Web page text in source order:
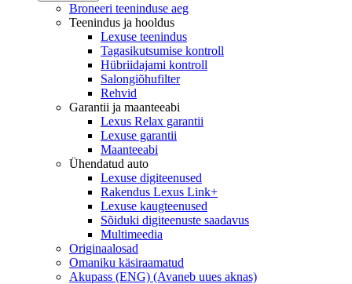
Broneeri teeninduse aeg
Teenindus ja hooldus
Lexuse teenindus
Tagasikutsumise kontroll
Hübriidajami kontroll
Salongiõhufilter
Rehvid
Garantii ja maanteeabi
Lexus Relax garantii
Lexuse garantii
Maanteeabi
Ühendatud auto
Lexuse digiteenused
Rakendus Lexus Link+
Lexuse kaugteenused
Sõiduki digiteenuste saadavus
Multimeedia
Originaalosad
Omaniku käsiraamatud
Akupass (ENG) (Avaneb uues aknas)